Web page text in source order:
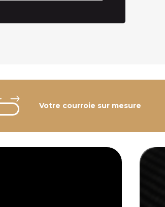
Votre courroie sur mesure